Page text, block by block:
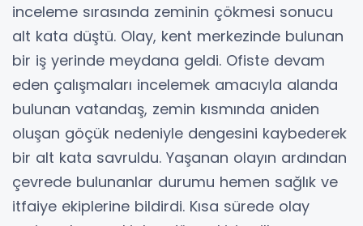
inceleme sırasında zeminin çökmesi sonucu
alt kata düştü. Olay, kent merkezinde bulunan
bir iş yerinde meydana geldi. Ofiste devam
eden çalışmaları incelemek amacıyla alanda
bulunan vatandaş, zemin kısmında aniden
oluşan göçük nedeniyle dengesini kaybederek
bir alt kata savruldu. Yaşanan olayın ardından
çevrede bulunanlar durumu hemen sağlık ve
itfaiye ekiplerine bildirdi. Kısa sürede olay